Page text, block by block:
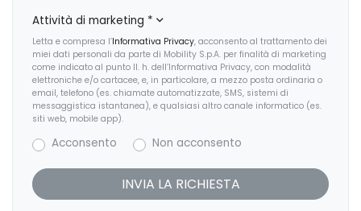
Sedili anteriori regolabili
Sedili anteriori sportivi
Sedili posteriori regolabili
Selettore stile di guida
Serbatoio carburante maggiorato
Attività di marketing *
Letta e compresa l’Informativa Privacy, acconsento al trattamento dei
miei dati personali da parte di Mobility S.p.A. per finalità di marketing
come indicato al punto II. h. dell’Informativa Privacy, con modalità
elettroniche e/o cartacee, e, in particolare, a mezzo posta ordinaria o
email, telefono (es. chiamate automatizzate, SMS, sistemi di
messaggistica istantanea), e qualsiasi altro canale informatico (es.
siti web, mobile app).
Acconsento Non acconsento